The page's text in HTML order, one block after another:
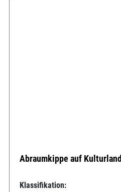
Abraumkippe auf Kulturland
Klassifikation: